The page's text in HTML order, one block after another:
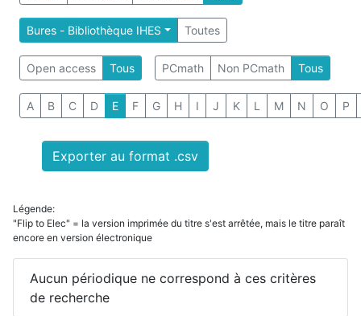
Bures - Bibliothèque IHES Toutes
Open access Tous PCmath Non PCmath Tous
A B C D E F G H I J K L M N O P
Exporter au format .csv
Légende:
"Flip to Elec" = la version imprimée du titre s'est arrêtée, mais le titre paraît
encore en version électronique
Aucun périodique ne correspond à ces critères
de recherche